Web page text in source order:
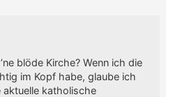
blöde Kirche? Wenn ich die
im Kopf habe, glaube ich
aktuelle katholische